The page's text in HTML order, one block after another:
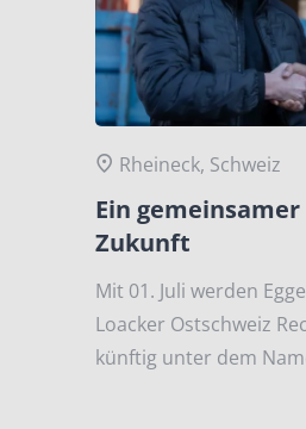
Rheineck, Schweiz
Ein
Zukunft
Mit 01. Juli werden
Loacker Ostschweiz
künftig unter dem